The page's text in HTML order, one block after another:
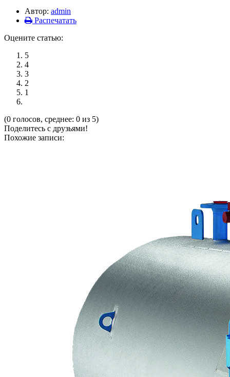
Автор: admin
Распечатать
Оцените статью:
5
4
3
2
1
(0 голосов, среднее: 0 из 5)
Поделитесь с друзьями!
Похожие записи: